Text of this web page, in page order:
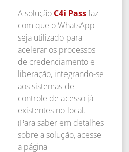
A solução C4i Passfaz
com que o WhatsApp
seja utilizado para
acelerar os processos
de credenciamento e
liberação, integrando-se
aos sistemas de
controle de acesso já
existentes no local.
(Para saber em detalhes
sobre a solução, acesse
a página